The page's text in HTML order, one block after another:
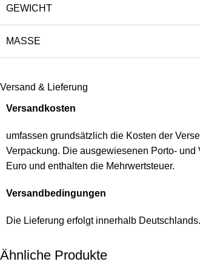
GEWICHT
MASSE
Versand & Lieferung
Versandkosten
umfassen grundsätzlich die Kosten der
Verpackung. Die ausgewiesenen Porto- und
Euro und enthalten die Mehrwertsteuer.
Versandbedingungen
Die Lieferung erfolgt innerhalb Deutschlands.
Ähnliche Produkte